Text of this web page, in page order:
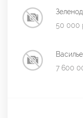
50 000
7 600